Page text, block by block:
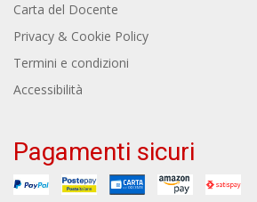
Carta del Docente
Privacy & Cookie Policy
Termini e condizioni
Accessibilità
Pagamenti sicuri